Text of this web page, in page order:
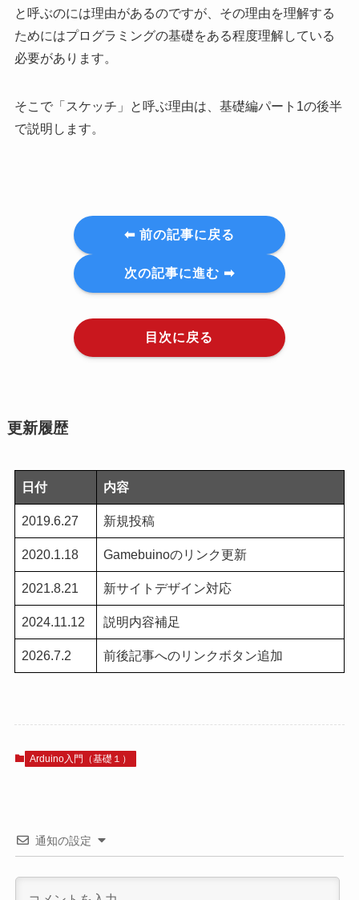
と呼ぶのには理由があるのですが、その理由を理解する
ためにはプログラミングの基礎をある程度理解している
必要があります。
そこで「スケッチ」と呼ぶ理由は、基礎編パート1の後半
で説明します。
⬅︎ 前の記事に戻る
次の記事に進む ➡︎
目次に戻る
更新履歴
日付 内容
2019.6.27 新規投稿
2020.1.18 Gamebuinoのリンク更新
2021.8.21 新サイトデザイン対応
2024.11.12 説明内容補足
2026.7.2 前後記事へのリンクボタン追加
Arduino入門（基礎１）
通知の設定